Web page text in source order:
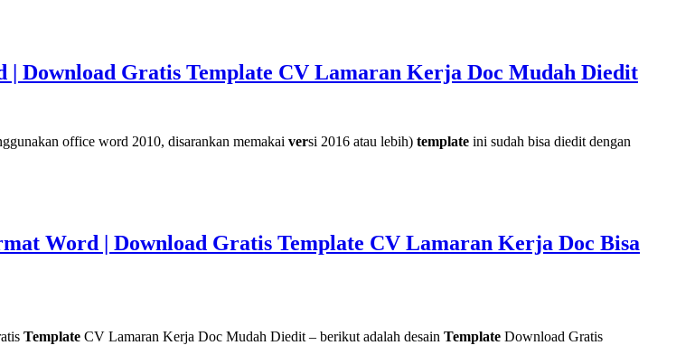
Download Gratis Template CV Lamaran Kerja Doc Mudah Diedit
office word 2010, disarankan memakai versi 2016 atau lebih) template ini sudah bisa diedit dengan
Word | Download Gratis Template CV Lamaran Kerja Doc Bisa
Template CV Lamaran Kerja Doc Mudah Diedit – berikut adalah desain Template Download Gratis